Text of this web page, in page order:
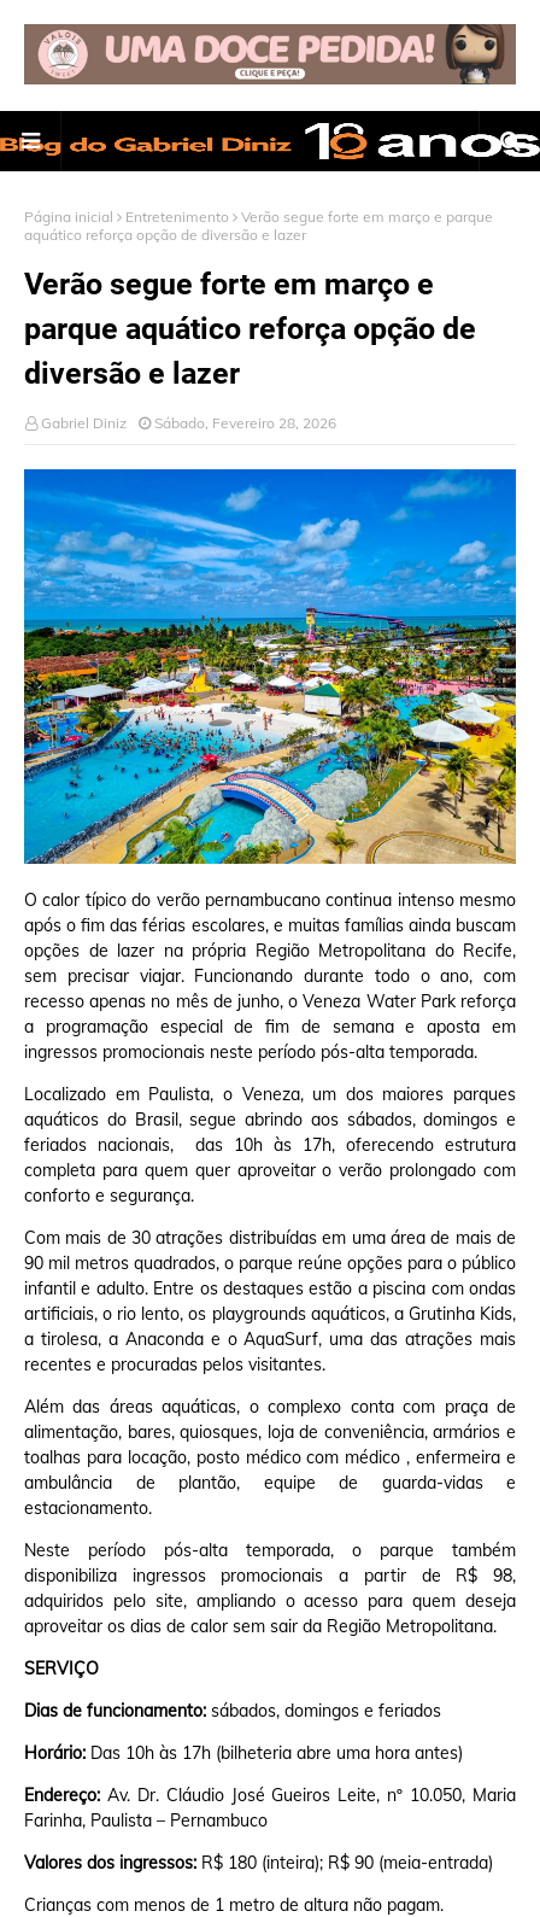
Página inicial Entretenimento
Verão segue forte em março e parque
aquático reforça opção de diversão e lazer
Verão segue forte em março e
parque aquático reforça opção de
diversão e lazer
Gabriel Diniz Sábado, Fevereiro 28, 2026
O calor típico do verão pernambucano continua intenso mesmo
após o fim das férias escolares, e muitas famílias ainda buscam
opções de lazer na própria Região Metropolitana do Recife,
sem precisar viajar. Funcionando durante todo o ano, com
recesso apenas no mês de junho, o Veneza Water Park reforça
a programação especial de fim de semana e aposta em
ingressos promocionais neste período pós-alta temporada.
Localizado em Paulista, o Veneza, um dos maiores parques
aquáticos do Brasil, segue abrindo aos sábados, domingos e
feriados nacionais, das 10h às 17h, oferecendo estrutura
completa para quem quer aproveitar o verão prolongado com
conforto e segurança.
Com mais de 30 atrações distribuídas em uma área de mais de
90 mil metros quadrados, o parque reúne opções para o público
infantil e adulto. Entre os destaques estão a piscina com ondas
artificiais, o rio lento, os playgrounds aquáticos, a Grutinha Kids,
a tirolesa, a Anaconda e o AquaSurf, uma das atrações mais
recentes e procuradas pelos visitantes.
Além das áreas aquáticas, o complexo conta com praça de
alimentação, bares, quiosques, loja de conveniência, armários e
toalhas para locação, posto médico com médico , enfermeira e
ambulância de plantão, equipe de guarda-vidas e
estacionamento.
Neste período pós-alta temporada, o parque também
disponibiliza ingressos promocionais a partir de R$ 98,
adquiridos pelo site, ampliando o acesso para quem deseja
aproveitar os dias de calor sem sair da Região Metropolitana.
SERVIÇO
Dias de funcionamento: sábados, domingos e feriados
Horário: Das 10h às 17h (bilheteria abre uma hora antes)
Endereço: Av. Dr. Cláudio José Gueiros Leite, nº 10.050, Maria
Farinha, Paulista – Pernambuco
Valores dos ingressos: R$ 180 (inteira); R$ 90 (meia-entrada)
Crianças com menos de 1 metro de altura não pagam.